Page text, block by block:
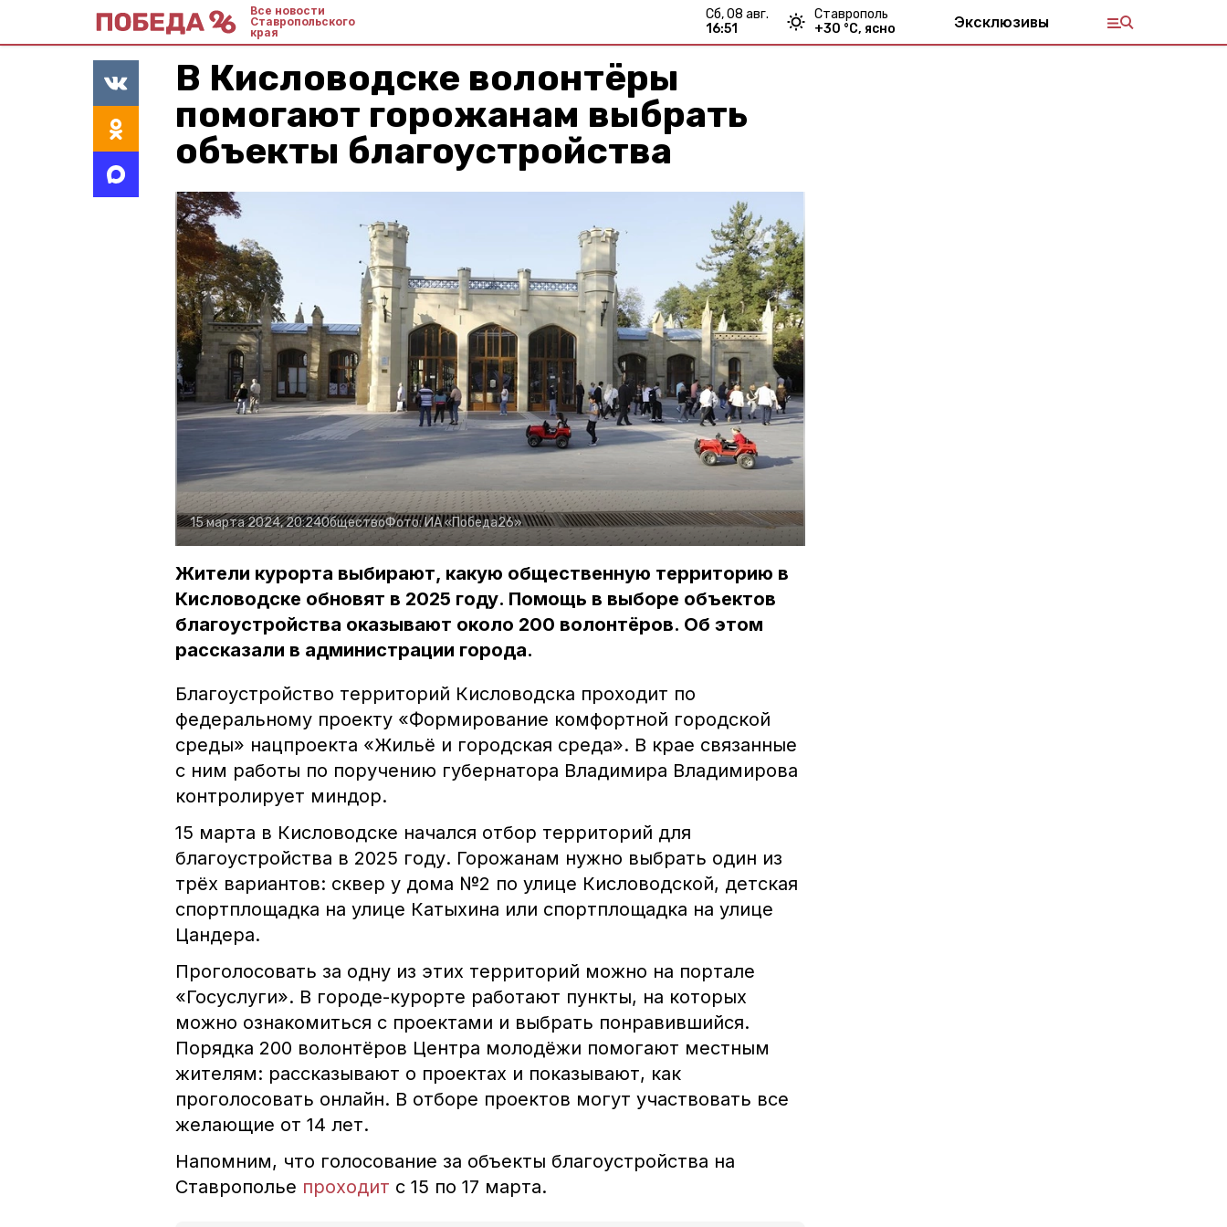
Все новости
Ставропольского
края
сб, 08 авг.
16:51
Ставрополь
+30 °С, ясно Эксклюзивы
В Кисловодске волонтёры
помогают горожанам выбрать
объекты благоустройства
15 марта 2024, 20:24ОбществоФото:ИА «Победа26»
Жители курорта выбирают, какую общественную территорию в
Кисловодске обновят в 2025 году. Помощь в выборе объектов
благоустройства оказывают около 200 волонтёров. Об этом
рассказали в администрации города.
Благоустройство территорий Кисловодска проходит по
федеральному проекту «Формирование комфортной городской
среды» нацпроекта «Жильё и городская среда». В крае связанные
с ним работы по поручению губернатора Владимира Владимирова
контролирует миндор.
15 марта в Кисловодске начался отбор территорий для
благоустройства в 2025 году. Горожанам нужно выбрать один из
трёх вариантов: сквер у дома №2 по улице Кисловодской, детская
спортплощадка на улице Катыхина или спортплощадка на улице
Цандера.
Проголосовать за одну из этих территорий можно на портале
«Госуслуги». В городе-курорте работают пункты, на которых
можно ознакомиться с проектами и выбрать понравившийся.
Порядка 200 волонтёров Центра молодёжи помогают местным
жителям: рассказывают о проектах и показывают, как
проголосовать онлайн. В отборе проектов могут участвовать все
желающие от 14 лет.
Напомним, что голосование за объекты благоустройства на
Ставрополье проходит с 15 по 17 марта.